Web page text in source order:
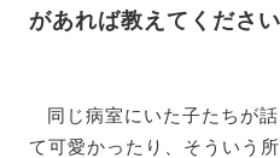
があれば教えてください
同じ病室にいた子たちが
て可愛かったり、そういう